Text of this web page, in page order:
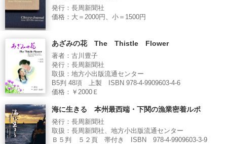
発行：長周新聞社
価格：大＝2000円、小＝1500円
あざみの花 The Thistle Flower
著者：古川豊子
発行：長周新聞社
取扱：地方小出版流通センター
B5判 48項 上製 ISBN 978-4-9909603-4-6
価格：￥2000Ｅ
海に生きる 本州最西端・下関の漁業密着ルポ
発行：長周新聞社
取扱：長周新聞社、地方小出版流通センター
Ｂ５判 ５２頁 帯付き ISBN 978-4-9909603-3-9